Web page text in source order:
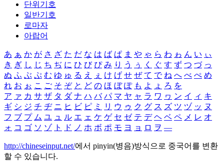
단위기호
일반기호
로마자
아랍어
あ ぁ か が さ ざ た だ な は ば ぱ ま や ゃ ら わ ゎ ん い ぃ
き ぎ し じ ち ぢ に ひ び ぴ み り う ぅ く ぐ す ず つ づ っ
ぬ ふ ぶ ぷ む ゆ ゅ る え ぇ け げ せ ぜ て で ね へ べ ぺ め
れ お ぉ こ ご そ ぞ と ど の ほ ぼ ぽ も よ ょ ろ を
ア ァ カ サ ザ タ ダ ナ ハ バ パ マ ヤ ャ ラ ワ ヮ ン イ ィ キ
ギ シ ジ チ ヂ ニ ヒ ビ ピ ミ リ ウ ゥ ク グ ス ズ ツ ヅ ッ ヌ
フ ブ プ ム ユ ュ ル エ ェ ケ ゲ セ ゼ テ デ ヘ ベ ペ メ レ オ
ォ コ ゴ ソ ゾ ト ド ノ ホ ボ ポ モ ヨ ョ ロ ヲ ―
http://chineseinput.net/에서 pinyin(병음)방식으로 중국어를 변환
할 수 있습니다.